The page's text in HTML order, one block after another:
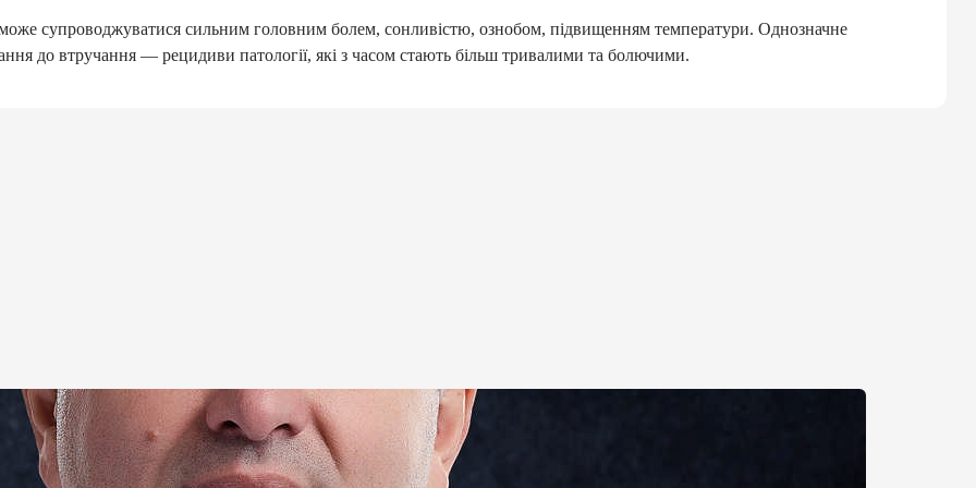
супроводжуватися сильним головним болем, сонливістю, ознобом, підвищенням температури. Однозначне
до втручання — рецидиви патології, які з часом стають більш тривалими та болючими.
БЕЗОПЛАТНО:
лікаря, педіатра, терапевта